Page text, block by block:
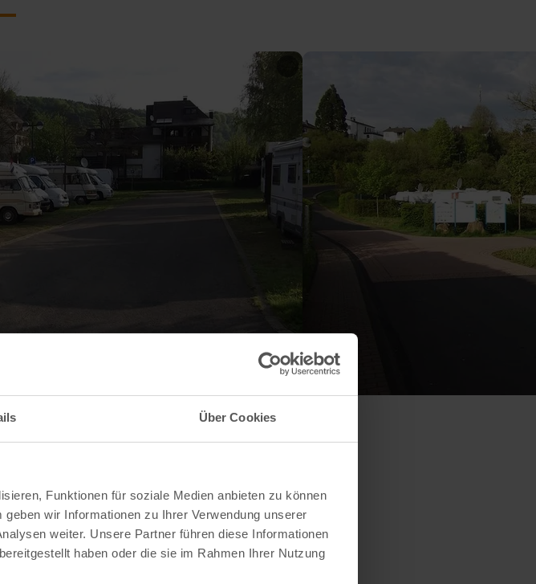
Über Cookies
Funktionen für soziale Medien anbieten zu können
wir Informationen zu Ihrer Verwendung unserer
weiter. Unsere Partner führen diese Informationen
haben oder die sie im Rahmen Ihrer Nutzung